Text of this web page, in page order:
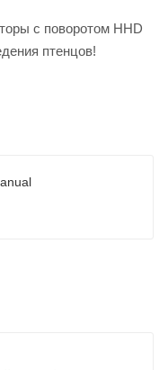
с поворотом HHD
птенцов!